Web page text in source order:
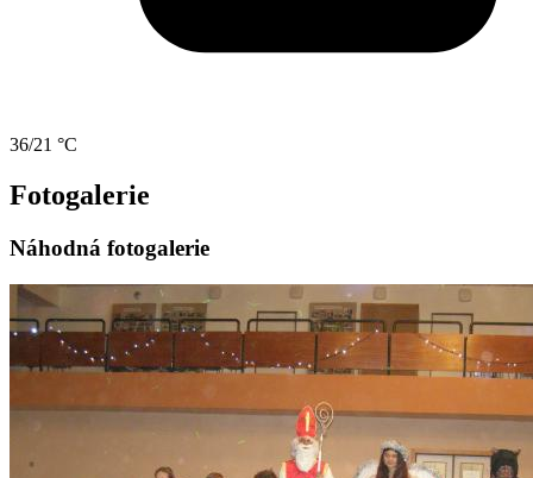
36/21 °C
Fotogalerie
Náhodná fotogalerie